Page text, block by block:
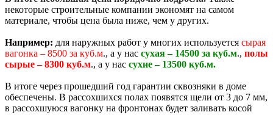
некоторые строительные компании экономят на самом
материале, чтобы цена была ниже, чем у других.
Например: для наружных работ у многих используется сырая
вагонка – 8500 за куб.м., а у нас сухая – 14500 за куб.м., полы
сырые – 8300 куб.м., а у нас сухие – 13500 куб.м.
В итоге через прошедший год гарантии сквозняки в доме
обеспечены. В рассохшихся полах появятся щели от 3 до 7 мм,
в рассохшуюся вагонку на фронтонах будет заливать косой